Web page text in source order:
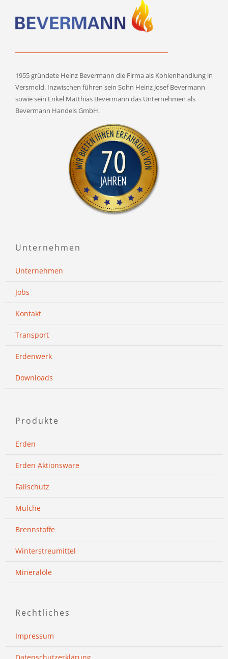
1955 gründete Heinz Bevermann die Firma als Kohlenhandlung in
Versmold. Inzwischen führen sein Sohn Heinz Josef Bevermann
sowie sein Enkel Matthias Bevermann das Unternehmen als
Bevermann Handels GmbH.
Unternehmen
Unternehmen
Jobs
Kontakt
Transport
Erdenwerk
Downloads
Produkte
Erden
Erden Aktionsware
Fallschutz
Mulche
Brennstoffe
Winterstreumittel
Mineralöle
Rechtliches
Impressum